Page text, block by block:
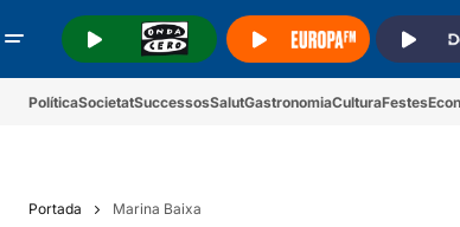
PolíticaSocietatSuccessosSalutGastronomiaCulturaFestes
Portada Marina Baixa